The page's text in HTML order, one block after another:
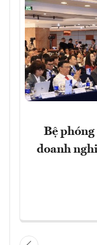
Bệ
doanh